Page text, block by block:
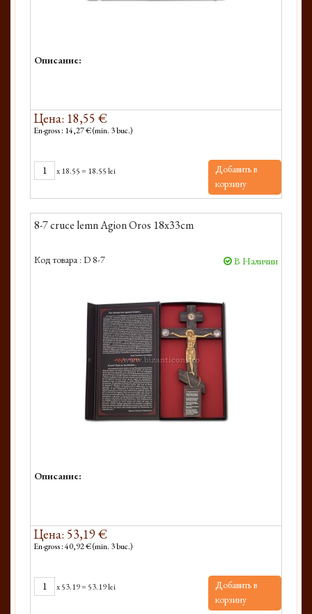
Описание:
Цена: 18,55 €
En-gross : 14,27 € (min. 3 buc.)
x18.55= 18.55 lei
Добавить в
корзину
8-7 cruce lemn Agion Oros 18x33cm
Код товара : D 8-7 В Наличии
Описание:
Цена: 53,19 €
En-gross : 40,92 € (min. 3 buc.)
x53.19= 53.19 lei
Добавить в
корзину